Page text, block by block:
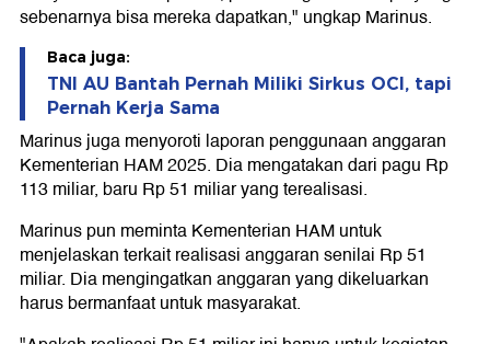
sebenarnya bisa mereka dapatkan," ungkap Marinus.
Baca juga:
TNI AU Bantah Pernah Miliki Sirkus OCI, tapi
Pernah Kerja Sama
Marinus juga menyoroti laporan penggunaan anggaran
Kementerian HAM 2025. Dia mengatakan dari pagu Rp
113 miliar, baru Rp 51 miliar yang terealisasi.
Marinus pun meminta Kementerian HAM untuk
menjelaskan terkait realisasi anggaran senilai Rp 51
miliar. Dia mengingatkan anggaran yang dikeluarkan
harus bermanfaat untuk masyarakat.